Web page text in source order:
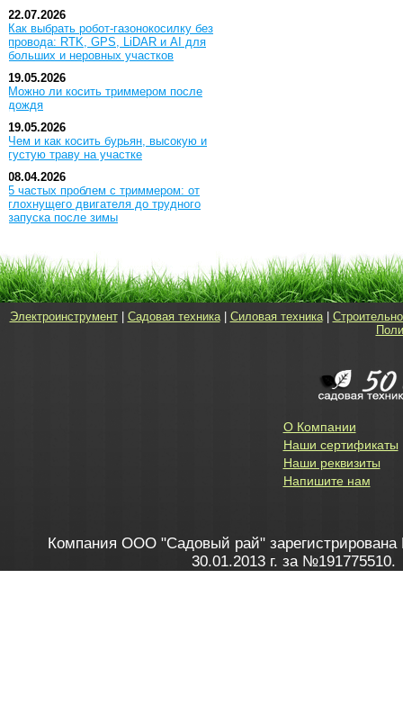
22.07.2026
Как выбрать робот-газонокосилку без
провода: RTK, GPS, LiDAR и AI для
больших и неровных участков
19.05.2026
Можно ли косить триммером после
дождя
19.05.2026
Чем и как косить бурьян, высокую и
густую траву на участке
08.04.2026
5 частых проблем с триммером: от
глохнущего двигателя до трудного
запуска после зимы
Электроинструмент| Садовая техника| Силовая техника|
О Компании
Наши сертификаты
Наши реквизиты
Напишите нам
Компания ООО "Садовый рай" зарегистрирована
30.01.2013 г. за №191775510.